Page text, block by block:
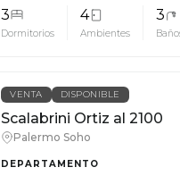
3
Dormitorios
4
Ambientes
3
VENTA DISPONIBLE
Scalabrini Ortiz al 2100
Palermo Soho
DEPARTAMENTO